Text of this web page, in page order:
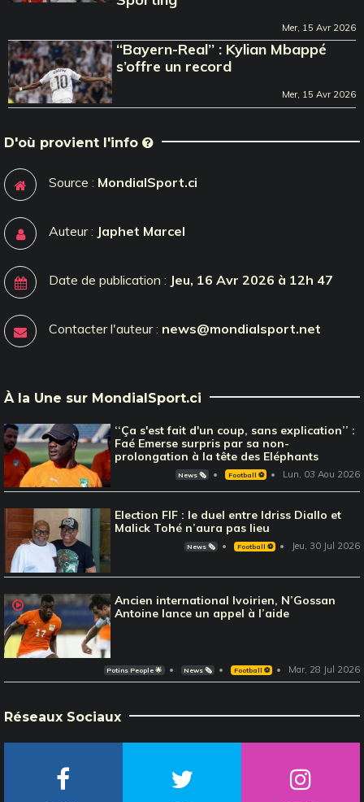
Mer, 15 Avr 2026
‘‘Bayern-Real’’ : Kylian Mbappé
s’offre un record
Mer, 15 Avr 2026
D'où provient l'info
Source : MondialSport.ci
Auteur : Japhet Marcel
Date de publication : Jeu, 16 Avr 2026 à 12h 47
Contacter l'auteur : news@mondialsport.net
À la Une sur MondialSport.ci
‘‘Ça s'est fait d'un coup, sans explication’’ :
Faé Emerse surpris par sa non-
prolongation à la tête des Eléphants
News 🗞️ Football ⚽️ Lun, 03 Aou 2026
Election FIF : le duel entre Idriss Diallo et
Malick Tohé n’aura pas lieu
News 🗞️ Football ⚽️ Jeu, 30 Jul 2026
Ancien international Ivoirien, N’Gossan
Antoine lance un appel à l’aide
Potins People 🌟 News 🗞️ Football ⚽️ Mar, 28 Jul 2026
Réseaux Sociaux